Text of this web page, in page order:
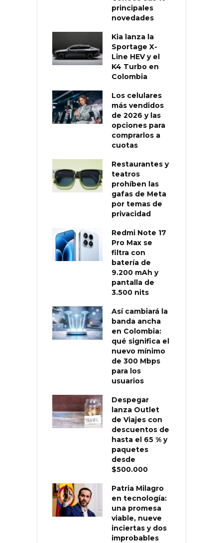
principales
novedades
Kia lanza la
Sportage X-
Line HEV y el
K4 Turbo en
Colombia
Los celulares
más vendidos
de 2026 y las
opciones para
comprarlos a
cuotas
Restaurantes y
teatros
prohíben las
gafas de Meta
por temas de
privacidad
Redmi Note 17
Pro Max se
filtra con
batería de
9.200 mAh y
pantalla de
3.500 nits
Así cambiará la
banda ancha
en Colombia:
qué significa el
nuevo mínimo
de 300 Mbps
para los
usuarios
Despegar
lanza Outlet
de Viajes con
descuentos de
hasta el 65 % y
paquetes
desde
$500.000
Patria Milagro
en tecnología:
una promesa
viable, nueve
inciertas y dos
improbables